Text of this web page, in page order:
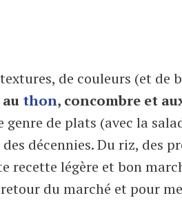
de couleurs (et de
au thon, concombre et
genre de plats (avec la
décennies. Du riz, des
recette légère et bon
du marché et pour